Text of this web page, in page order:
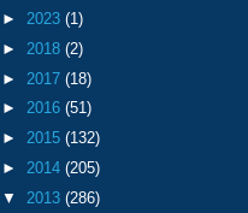
► 2023 (1)
► 2018 (2)
► 2017 (18)
► 2016 (51)
► 2015 (132)
► 2014 (205)
▼ 2013 (286)